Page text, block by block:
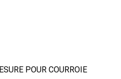
POUR COURROIE